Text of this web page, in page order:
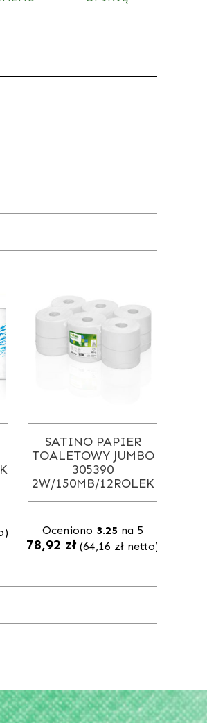
SATINO PAPIER
TOALETOWY JUMBO
305390
2W/150MB/12ROLEK
Oceniono 3.25 na 5
78,92 zł (64,16 zł netto)